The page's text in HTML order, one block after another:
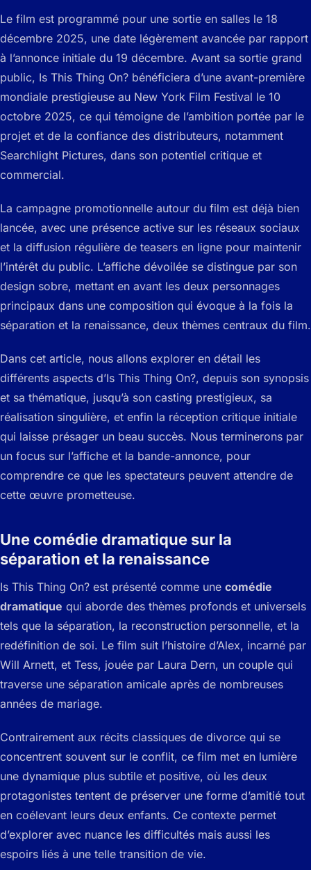
Le film est programmé pour une sortie en salles le 18
décembre 2025, une date légèrement avancée par rapport
à l’annonce initiale du 19 décembre. Avant sa sortie grand
public, Is This Thing On? bénéficiera d’une avant-première
mondiale prestigieuse au New York Film Festival le 10
octobre 2025, ce qui témoigne de l’ambition portée par le
projet et de la confiance des distributeurs, notamment
Searchlight Pictures, dans son potentiel critique et
commercial.
La campagne promotionnelle autour du film est déjà bien
lancée, avec une présence active sur les réseaux sociaux
et la diffusion régulière de teasers en ligne pour maintenir
l’intérêt du public. L’affiche dévoilée se distingue par son
design sobre, mettant en avant les deux personnages
principaux dans une composition qui évoque à la fois la
séparation et la renaissance, deux thèmes centraux du film.
Dans cet article, nous allons explorer en détail les
différents aspects d’Is This Thing On?, depuis son synopsis
et sa thématique, jusqu’à son casting prestigieux, sa
réalisation singulière, et enfin la réception critique initiale
qui laisse présager un beau succès. Nous terminerons par
un focus sur l’affiche et la bande-annonce, pour
comprendre ce que les spectateurs peuvent attendre de
cette œuvre prometteuse.
Une comédie dramatique sur la
séparation et la renaissance
Is This Thing On? est présenté comme une comédie
dramatique qui aborde des thèmes profonds et universels
tels que la séparation, la reconstruction personnelle, et la
redéfinition de soi. Le film suit l’histoire d’Alex, incarné par
Will Arnett, et Tess, jouée par Laura Dern, un couple qui
traverse une séparation amicale après de nombreuses
années de mariage.
Contrairement aux récits classiques de divorce qui se
concentrent souvent sur le conflit, ce film met en lumière
une dynamique plus subtile et positive, où les deux
protagonistes tentent de préserver une forme d’amitié tout
en coélevant leurs deux enfants. Ce contexte permet
d’explorer avec nuance les difficultés mais aussi les
espoirs liés à une telle transition de vie.